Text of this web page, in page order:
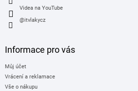
Videa na YouTube
@itvlakycz
Informace pro vás
Můj účet
Vrácení a reklamace
Vše o nákupu